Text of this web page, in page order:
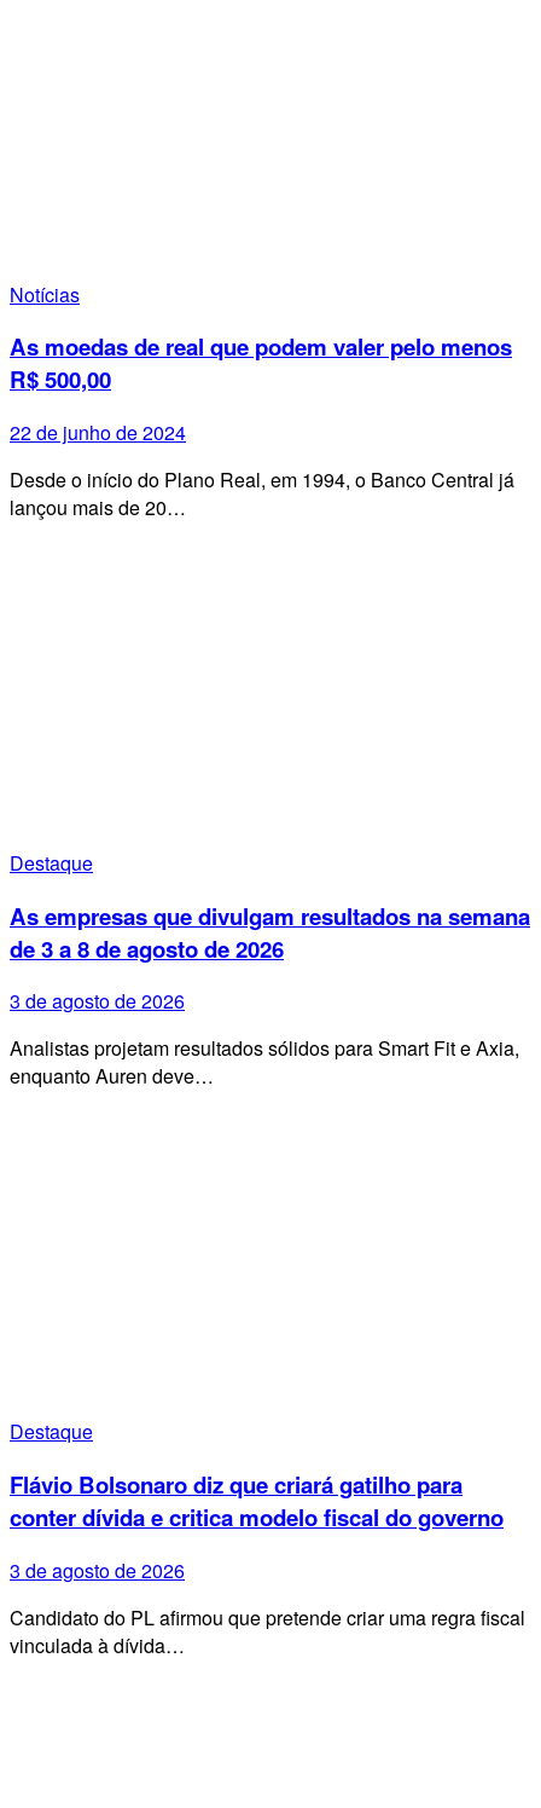
Notícias
As moedas de real que podem valer pelo menos
R$ 500,00
22 de junho de 2024
Desde o início do Plano Real, em 1994, o Banco Central já
lançou mais de 20…
Destaque
As empresas que divulgam resultados na semana
de 3 a 8 de agosto de 2026
3 de agosto de 2026
Analistas projetam resultados sólidos para Smart Fit e Axia,
enquanto Auren deve…
Destaque
Flávio Bolsonaro diz que criará gatilho para
conter dívida e critica modelo fiscal do governo
3 de agosto de 2026
Candidato do PL afirmou que pretende criar uma regra fiscal
vinculada à dívida…